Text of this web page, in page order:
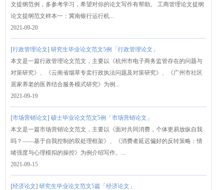
文提纲范例，多参考学习，希望对你的论文写作有帮助。 工商管理论文提纲
论文提纲范文样本一：冀南银行运行机...
2021-09-20
[行政管理论文]研究生毕业论文范文5例「行政管理论文」
本文是一篇行政管理论文范文，主要以《杭州市电子商务监管存在的问题与
对策研究》、《云南省烟草专卖行政执法问题及对策研究》、《广州市社区
居家养老的医养结合服务模式研究》为例...
2021-09-19
[市场营销论文]硕士毕业论文范文5例「市场营销论文」
本文是一篇市场营销论文范文，主要以《面对共同消费，个体更易放纵自我
吗？——基于自我控制的双处理框架》、《消费者延迟偏好的反转策略：情
绪强度与心理模拟的操控》为例介绍写作。...
2021-09-15
[经济论文]研究生毕业论文范文5篇「经济论文」